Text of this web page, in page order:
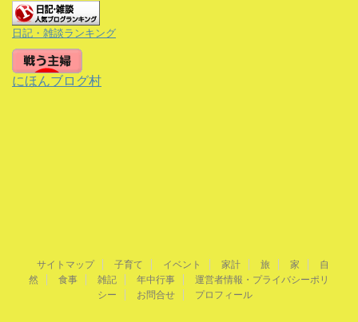
日記・雑談ランキング
にほんブログ村
サイトマップ 子育て イベント 家計 旅 家
自
然
食事 雑記 年中行事
運営者情報・プライバシーポリ
シー
お問合せ プロフィール